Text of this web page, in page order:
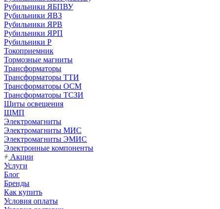
Рубильники ЯБПВУ
Рубильники ЯВЗ
Рубильники ЯРВ
Рубильники ЯРП
Рубильники Р
Токоприемник
Тормозные магниты
Трансформаторы
Трансформаторы ТТИ
Трансформаторы ОСМ
Трансформаторы ТСЗИ
Щиты освещения
ЩМП
Электромагниты
Электромагниты МИС
Электромагниты ЭМИС
Электронные компоненты
Акции
Услуги
Блог
Бренды
Как купить
Условия оплаты